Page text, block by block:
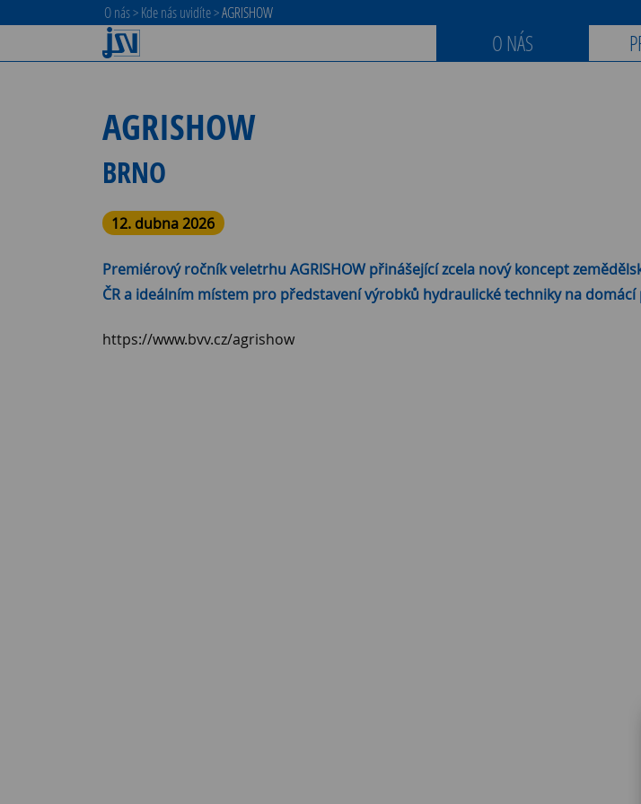
O nás>Kde nás uvidíte>AGRISHOW
O NÁS
AGRISHOW
BRNO
12. dubna 2026
Premiérový ročník veletrhu AGRISHOW přinášející zcela nový koncept
ČR a ideálním místem pro představení výrobků hydraulické techniky na domácí
https://www.bvv.cz/agrishow